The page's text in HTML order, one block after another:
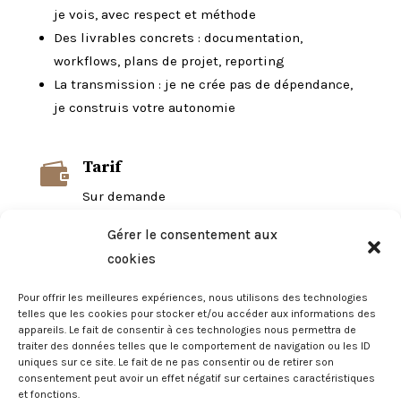
Gérer le consentement aux
cookies
Pour offrir les meilleures expériences, nous utilisons des technologies
telles que les cookies pour stocker et/ou accéder aux informations des
appareils. Le fait de consentir à ces technologies nous permettra de
traiter des données telles que le comportement de navigation ou les ID
uniques sur ce site. Le fait de ne pas consentir ou de retirer son
consentement peut avoir un effet négatif sur certaines caractéristiques
et fonctions.
je vois, avec respect et méthode
Des livrables concrets : documentation,
workflows, plans de projet, reporting
La transmission : je ne crée pas de dépendance,
je construis votre autonomie
 Tarif
Sur demande
Réalisations
Affinitic